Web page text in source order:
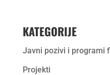
KATEGORIJE
Javni pozivi i programi
Projekti